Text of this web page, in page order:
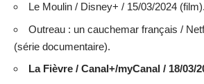
Le Moulin / Disney+ / 15/03/2024 (film).
Outreau : un cauchemar français /
(série documentaire).
La Fièvre / Canal+/myCanal / 18/03/